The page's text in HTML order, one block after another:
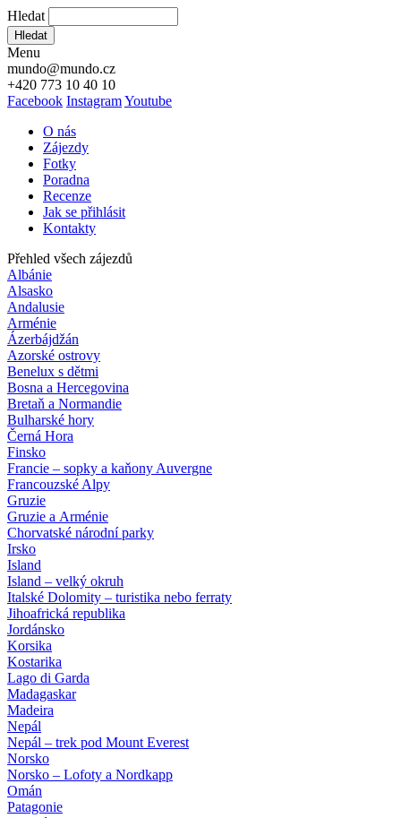
Hledat
Hledat
Menu
mundo@mundo.cz
+420 773 10 40 10
Facebook InstagramYoutube
O nás
Zájezdy
Fotky
Poradna
Recenze
Jak se přihlásit
Kontakty
Přehled všech zájezdů
Albánie
Alsasko
Andalusie
Arménie
Ázerbájdžán
Azorské ostrovy
Benelux s dětmi
Bosna a Hercegovina
Bretaň a Normandie
Bulharské hory
Černá Hora
Finsko
Francie – sopky a kaňony Auvergne
Francouzské Alpy
Gruzie
Gruzie a Arménie
Chorvatské národní parky
Irsko
Island
Island – velký okruh
Italské Dolomity – turistika nebo ferraty
Jihoafrická republika
Jordánsko
Korsika
Kostarika
Lago di Garda
Madagaskar
Madeira
Nepál
Nepál – trek pod Mount Everest
Norsko
Norsko – Lofoty a Nordkapp
Omán
Patagonie